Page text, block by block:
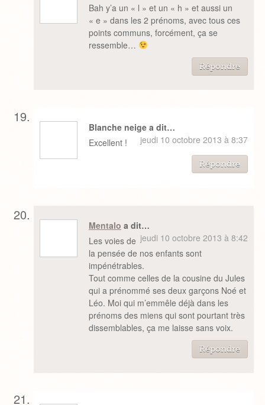
Bah y’a un « l » et un « h » et aussi un
« e » dans les 2 prénoms, avec tous ces
points communs, forcément, ça se
ressemble…
Répondre
Blanche neige a dit…
jeudi 10 octobre 2013 à 8:37
Excellent !
Répondre
Mentalo a dit…
jeudi 10 octobre 2013 à 8:42
Les voies de
la pensée de nos enfants sont
impénétrables.
Tout comme celles de la cousine du Jules
qui a prénommé ses deux garçons Noé et
Léo. Moi qui m’emmêle déjà dans les
prénoms des miens qui sont pourtant très
dissemblables, ça me laisse sans voix.
Répondre